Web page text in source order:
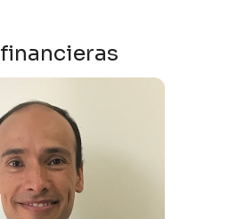
financieras